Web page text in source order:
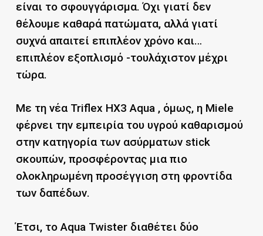
είναι το σφουγγάρισμα. Όχι γιατί δεν
θέλουμε καθαρά πατώματα, αλλά γιατί
συχνά απαιτεί επιπλέον χρόνο και…
επιπλέον εξοπλισμό -τουλάχιστον μέχρι
τώρα.
Με τη νέα Triflex HX3 Aqua , όμως, η Miele
φέρνει την εμπειρία του υγρού καθαρισμού
στην κατηγορία των ασύρματων stick
σκουπών, προσφέροντας μια πιο
ολοκληρωμένη προσέγγιση στη φροντίδα
των δαπέδων.
Έτσι, το Aqua Twister διαθέτει δύο